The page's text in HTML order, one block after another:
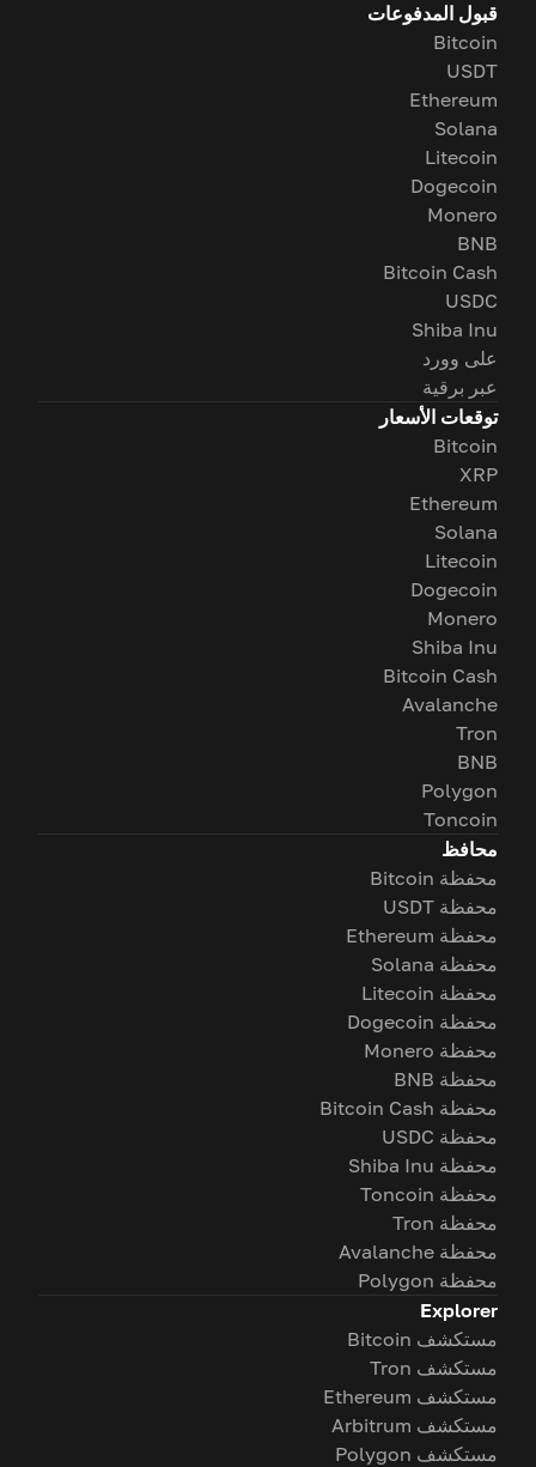
قبول المدفوعات
Bitcoin
USDT
Ethereum
Solana
Litecoin
Dogecoin
Monero
BNB
Bitcoin Cash
USDC
Shiba Inu
على وورد
عبر برقية
توقعات الأسعار
Bitcoin
XRP
Ethereum
Solana
Litecoin
Dogecoin
Monero
Shiba Inu
Bitcoin Cash
Avalanche
Tron
BNB
Polygon
Toncoin
محافظ
محفظة Bitcoin
محفظة USDT
محفظة Ethereum
محفظة Solana
محفظة Litecoin
محفظة Dogecoin
محفظة Monero
محفظة BNB
محفظة Bitcoin Cash
محفظة USDC
محفظة Shiba Inu
محفظة Toncoin
محفظة Tron
محفظة Avalanche
محفظة Polygon
Explorer
مستكشف Bitcoin
مستكشف Tron
مستكشف Ethereum
مستكشف Arbitrum
مستكشف Polygon